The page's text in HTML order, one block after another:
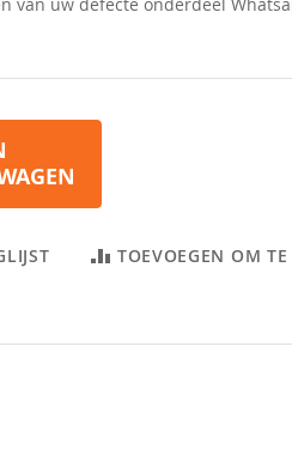
TOEVOEGEN OM TE